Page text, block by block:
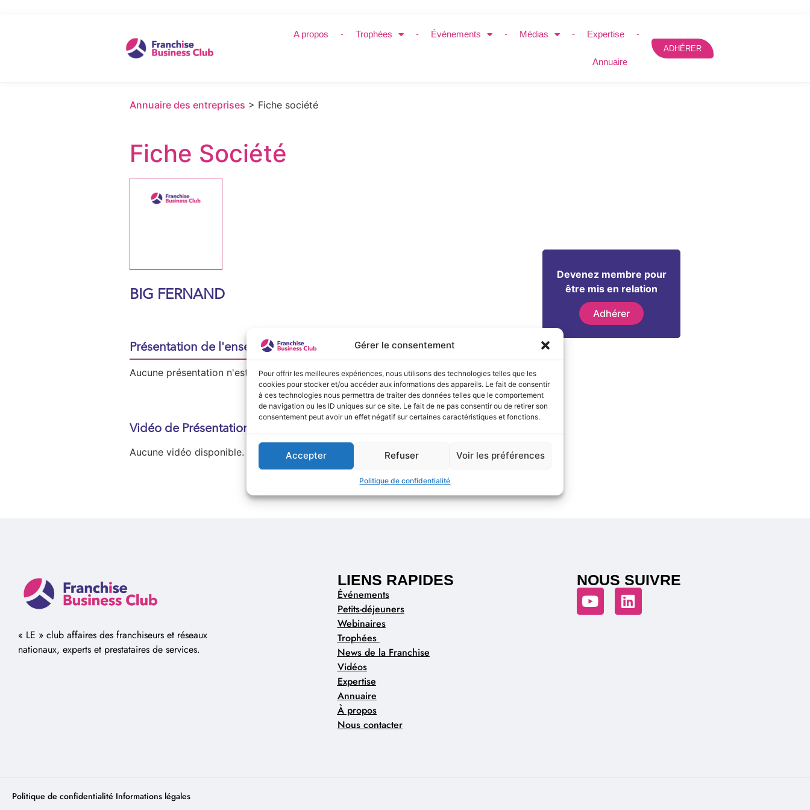
Gérer le consentement
Pour offrir les meilleures expériences, nous utilisons des technologies telles que les
cookies pour stocker et/ou accéder aux informations des appareils. Le fait de consentir
à ces technologies nous permettra de traiter des données telles que le comportement
de navigation ou les ID uniques sur ce site. Le fait de ne pas consentir ou de retirer son
consentement peut avoir un effet négatif sur certaines caractéristiques et fonctions.
Accepter Refuser Voir les préférences
Politique de confidentialité
A propos Trophées Évènements Médias Expertise
Annuaire
ADHÉRER
Annuaire des entreprises > Fiche société
Devenez membre pour
être mis en relation
Adhérer
Fiche Société
BIG FERNAND
Présentation de l'enseigne :
Aucune présentation n'est disponible actuellement !
Vidéo de Présentation
Aucune vidéo disponible.
« LE » club affaires des franchiseurs et réseaux
nationaux, experts et prestataires de services.
LIENS RAPIDES
Événements
Petits-déjeuners
Webinaires
Trophées
News de la Franchise
Vidéos
Expertise
Annuaire
À propos
Nous contacter
NOUS SUIVRE
Politique de confidentialité Informations légales